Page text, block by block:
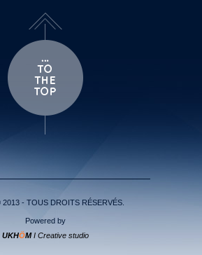
- TOUS DROITS RÉSERVÉS.
Powered by
UKHÖMI Creative studio